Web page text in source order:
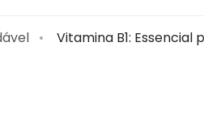
Vitamina B1: